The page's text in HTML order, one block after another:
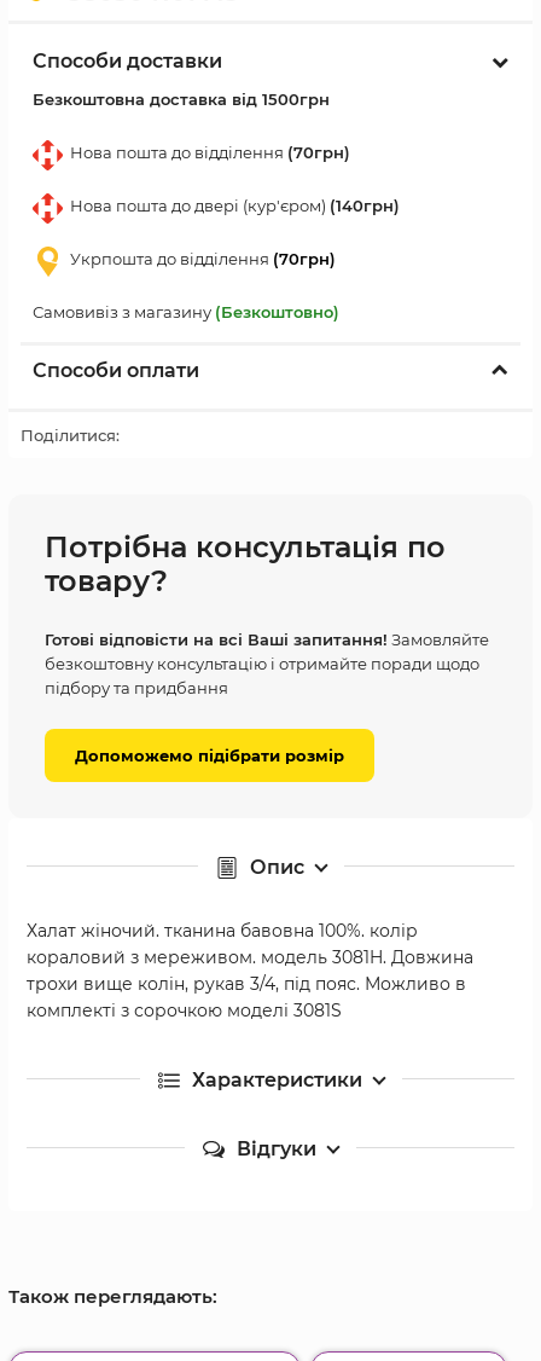
Способи доставки
Безкоштовна доставка від 1500грн
Нова пошта до відділення (70грн)
Нова пошта до двері (кур'єром) (140грн)
Укрпошта до відділення (70грн)
Самовивіз з магазину (Безкоштовно)
Способи оплати
Поділитися:
Потрібна консультація по
товару?
Готові відповісти на всі Ваші запитання! Замовляйте
безкоштовну консультацію і отримайте поради щодо
підбору та придбання
Допоможемо підібрати розмір
Опис
Халат жіночий. тканина бавовна 100%. колір
кораловий з мереживом. модель 3081H. Довжина
трохи вище колін, рукав 3/4, під пояс. Можливо в
комплекті з сорочкою моделі 3081S
Характеристики
Відгуки
Також переглядають: